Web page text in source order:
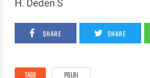
H. Deden S
SHARE SHARE
TAGS POLRI